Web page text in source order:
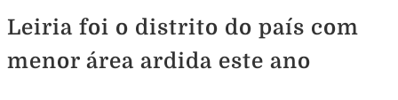
Leiria foi o distrito do país com
menor área ardida este ano